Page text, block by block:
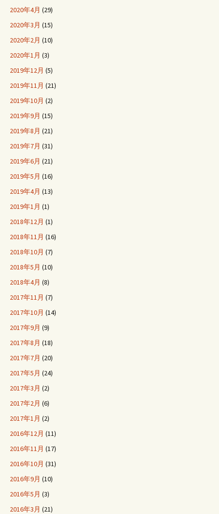
2020年4月 (29)
2020年3月 (15)
2020年2月 (10)
2020年1月 (3)
2019年12月 (5)
2019年11月 (21)
2019年10月 (2)
2019年9月 (15)
2019年8月 (21)
2019年7月 (31)
2019年6月 (21)
2019年5月 (16)
2019年4月 (13)
2019年1月 (1)
2018年12月 (1)
2018年11月 (16)
2018年10月 (7)
2018年5月 (10)
2018年4月 (8)
2017年11月 (7)
2017年10月 (14)
2017年9月 (9)
2017年8月 (18)
2017年7月 (20)
2017年5月 (24)
2017年3月 (2)
2017年2月 (6)
2017年1月 (2)
2016年12月 (11)
2016年11月 (17)
2016年10月 (31)
2016年9月 (10)
2016年5月 (3)
2016年3月 (21)